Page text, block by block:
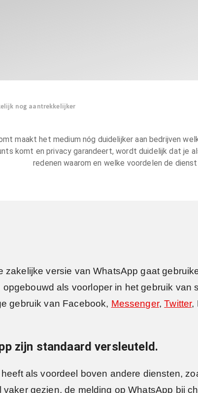
nog aantrekkelijker
maakt het medium nóg duidelijker aan bedrijven
komt en privacy garandeert, wordt duidelijk dat je
redenen waarom en welke voordelen de
zakelijke versie van WhatsApp gaat
als voorloper in het gebruik
gebruik van Facebook, Messenger,Twitter,
zijn standaard versleuteld.
als voordeel boven andere diensten,
gezien, de melding op WhatsApp bij